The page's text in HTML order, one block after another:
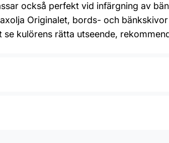
också perfekt vid infärgning av
Originalet, bords- och
kulörens rätta utseende,